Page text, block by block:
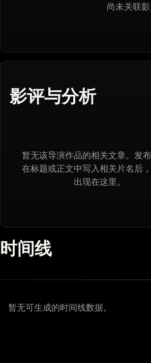
尚未关联
影评与分析
暂无该导演作品的相关文章。发
在标题或正文中写入相关片名后
出现在这里。
时间线
暂无可生成的时间线数据。